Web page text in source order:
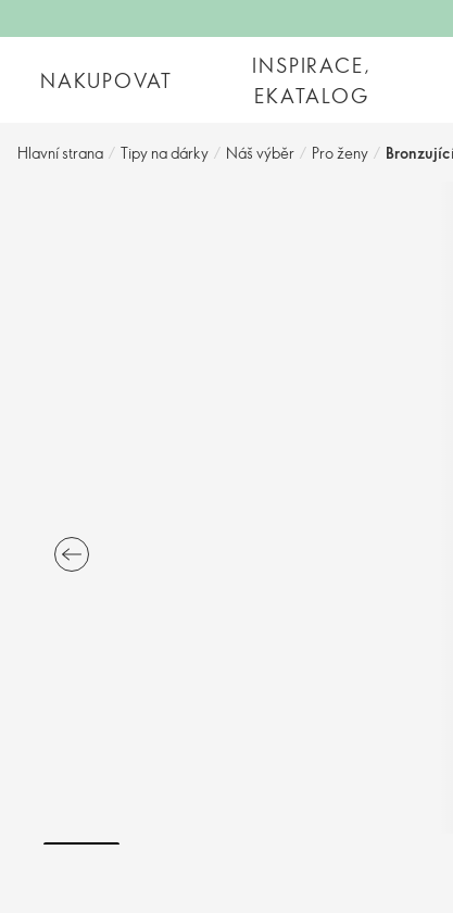
NAKUPOVAT
INSPIRACE,
EKATALOG
Hlavní strana / Tipy na dárky / Náš výběr / Pro ženy /